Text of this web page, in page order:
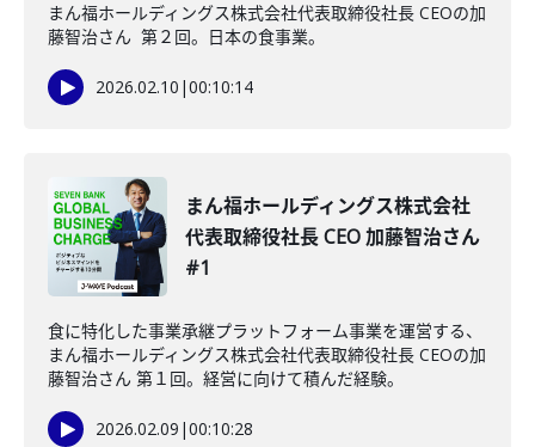
まん福ホールディングス株式会社代表取締役社長 CEOの加
藤智治さん 第２回。日本の食事業。
2026.02.10 |00:10:14
まん福ホールディングス株式会社
代表取締役社長 CEO 加藤智治さん
#1
食に特化した事業承継プラットフォーム事業を運営する、
まん福ホールディングス株式会社代表取締役社長 CEOの加
藤智治さん 第１回。経営に向けて積んだ経験。
2026.02.09 |00:10:28